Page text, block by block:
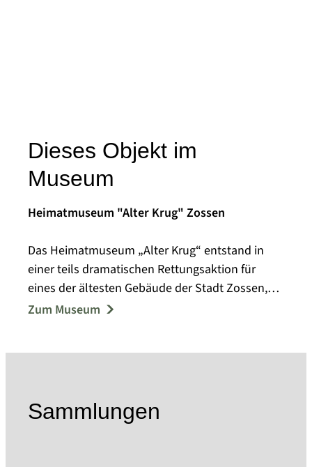
Dieses Objekt im
Museum
Heimatmuseum "Alter Krug" Zossen
Das Heimatmuseum „Alter Krug“ entstand in
einer teils dramatischen Rettungsaktion für
eines der ältesten Gebäude der Stadt Zossen,
die bis Anfang der achtziger Jahre des
denkmalgerechten Rekonstruktion zu Beginn
der neunziger Jahre, konnte der „Alter Krug“ als
Zum Museum
Sammlungen